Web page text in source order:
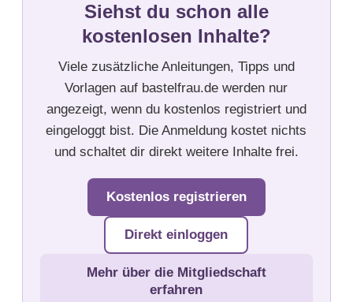
Siehst du schon alle
kostenlosen Inhalte?
Viele zusätzliche Anleitungen, Tipps und
Vorlagen auf bastelfrau.de werden nur
angezeigt, wenn du kostenlos registriert und
eingeloggt bist. Die Anmeldung kostet nichts
und schaltet dir direkt weitere Inhalte frei.
Kostenlos registrieren
Direkt einloggen
Mehr über die Mitgliedschaft
erfahren